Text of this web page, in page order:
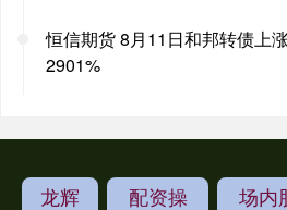
恒信期货 8月11日和邦转债上
2901%
龙辉
配资操
场内